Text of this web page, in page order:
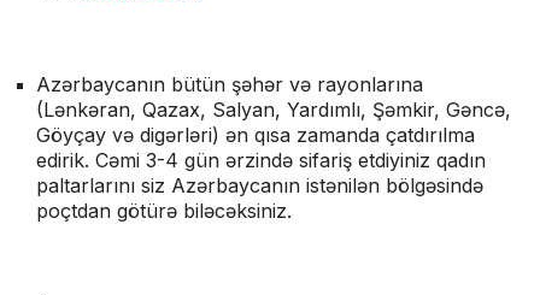
Azərbaycanın bütün şəhər və rayonlarına
(Lənkəran, Qazax, Salyan, Yardımlı, Şəmkir, Gəncə,
Göyçay və digərləri) ən qısa zamanda çatdırılma
edirik. Cəmi 3-4 gün ərzində sifariş etdiyiniz qadın
paltarlarını siz Azərbaycanın istənilən bölgəsində
poçtdan götürə biləcəksiniz.